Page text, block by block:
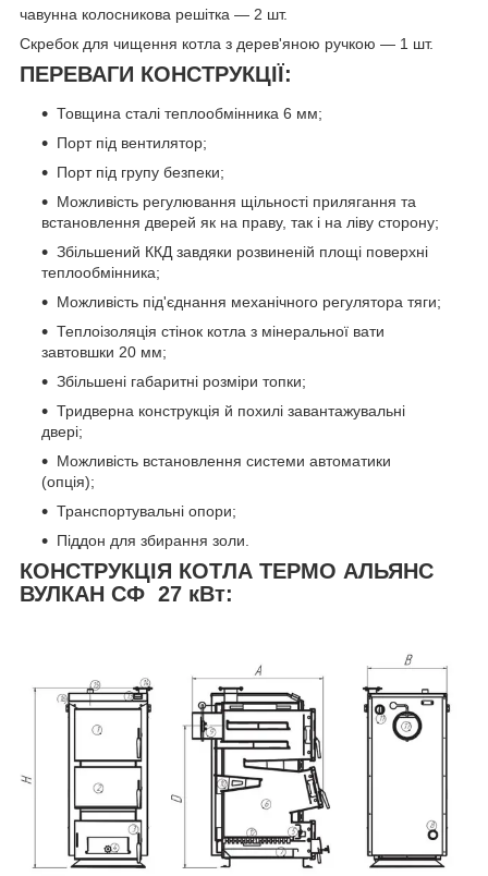
чавунна колосникова решітка — 2 шт.
Скребок для чищення котла з дерев'яною ручкою — 1 шт.
ПЕРЕВАГИ КОНСТРУКЦІЇ:
Товщина сталі теплообмінника 6 мм;
Порт під вентилятор;
Порт під групу безпеки;
Можливість регулювання щільності прилягання та
встановлення дверей як на праву, так і на ліву сторону;
Збільшений ККД завдяки розвиненій площі поверхні
теплообмінника;
Можливість під'єднання механічного регулятора тяги;
Теплоізоляція стінок котла з мінеральної вати
завтовшки 20 мм;
Збільшені габаритні розміри топки;
Тридверна конструкція й похилі завантажувальні
двері;
Можливість встановлення системи автоматики
(опція);
Транспортувальні опори;
Піддон для збирання золи.
КОНСТРУКЦІЯ КОТЛА ТЕРМО АЛЬЯНС
ВУЛКАН СФ 27 кВт: